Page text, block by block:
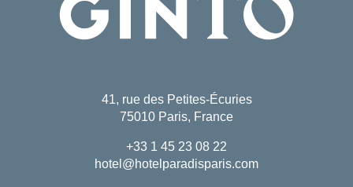
41, rue des Petites-Écuries
75010 Paris, France
+33 1 45 23 08 22
hotel@hotelparadisparis.com